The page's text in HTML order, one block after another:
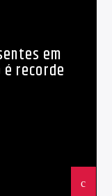
em
recorde